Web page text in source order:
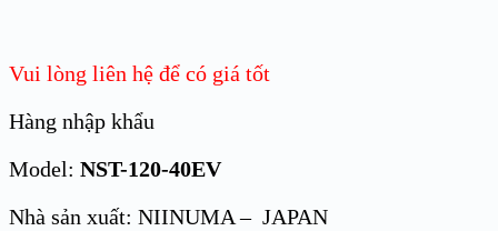
Vui lòng liên hệ để có giá tốt
Hàng nhập khẩu
Model: NST-120-40EV
Nhà sản xuất: NIINUMA – JAPAN